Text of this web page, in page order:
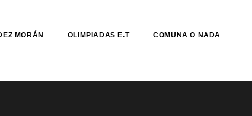
MORÁN OLIMPIADAS E.T COMUNA O NADA